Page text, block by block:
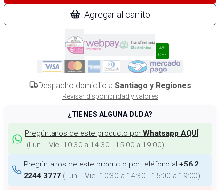
Agregar al carrito
4%
OFF
Despacho domicilio a Santiago y Regiones
Revisar disponibilidad y valores
¿TIENES ALGUNA DUDA?
Pregúntanos de este producto por Whatsapp AQUÍ
(Lun. - Vie. 10:30 a 14:30 - 15:00 a 19:00)
Pregúntanos de este producto por teléfono al +56 2
2244 3777 (Lun. - Vie. 10:30 a 14:30 - 15:00 a 19:00)